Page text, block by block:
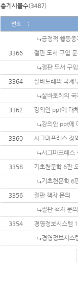
총게시물수(3487)
번호
긍정적 행동중
3366
절판 도서 구입
절판 도서 구
3364
살바토레의 국제
살바토레의
3362
강의안 ppt에 대
강의안 ppt에
3360
시그마프레스 정
시그마프레스
3358
기초천문학 6판
기초천문학 6
3356
절판 책자 문의
절판 책자 문의
3354
경영정보시스템
경영정보시스